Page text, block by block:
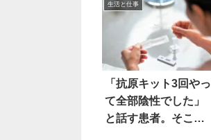
生活と仕事
「抗原キット3回やっ
て全部陰性でした」
と話す患者。そこ